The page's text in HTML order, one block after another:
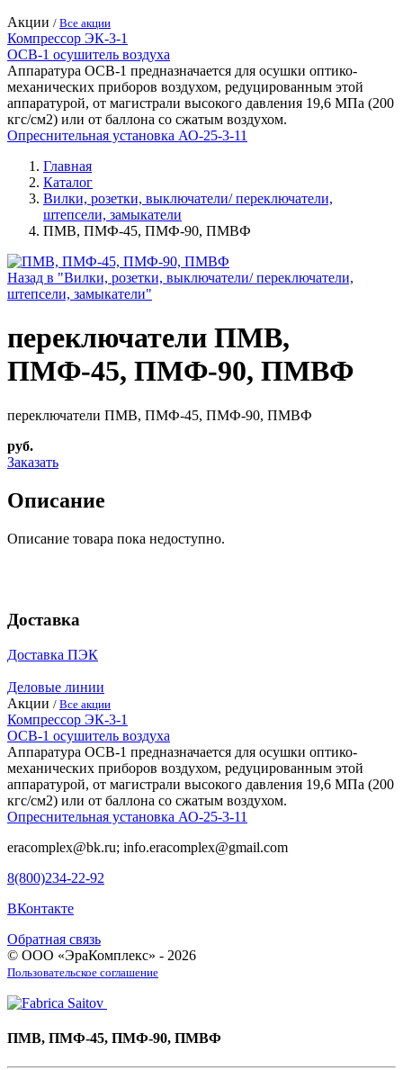
Акции / Все акции
Компрессор ЭК-3-1
ОСВ-1 осушитель воздуха
Аппаратура ОСВ-1 предназначается для осушки оптико-
механических приборов воздухом, редуцированным этой
аппаратурой, от магистрали высокого давления 19,6 МПа (200
кгс/см2) или от баллона со сжатым воздухом.
Опреснительная установка АО-25-3-11
Главная
Каталог
Вилки, розетки, выключатели/ переключатели,
штепсели, замыкатели
ПМВ, ПМФ-45, ПМФ-90, ПМВФ
Назад в "Вилки, розетки, выключатели/ переключатели,
штепсели, замыкатели"
переключатели ПМВ,
ПМФ-45, ПМФ-90, ПМВФ
переключатели ПМВ, ПМФ-45, ПМФ-90, ПМВФ
руб.
Заказать
Описание
Описание товара пока недоступно.
Доставка
Доставка ПЭК
Деловые линии
Акции / Все акции
Компрессор ЭК-3-1
ОСВ-1 осушитель воздуха
Аппаратура ОСВ-1 предназначается для осушки оптико-
механических приборов воздухом, редуцированным этой
аппаратурой, от магистрали высокого давления 19,6 МПа (200
кгс/см2) или от баллона со сжатым воздухом.
Опреснительная установка АО-25-3-11
eracomplex@bk.ru; info.eracomplex@gmail.com
8(800)234-22-92
ВКонтакте
Обратная связь
© ООО «ЭраКомплекс» - 2026
Пользовательское соглашение
ПМВ, ПМФ-45, ПМФ-90, ПМВФ